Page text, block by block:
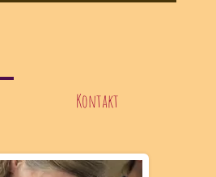
Kontakt